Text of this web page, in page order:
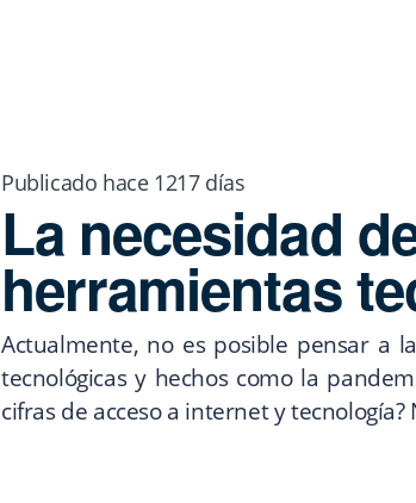
Publicado hace 1217 días
La necesidad
herramientas
Actualmente, no es posible pensar a
tecnológicas y hechos como la
cifras de acceso a internet y